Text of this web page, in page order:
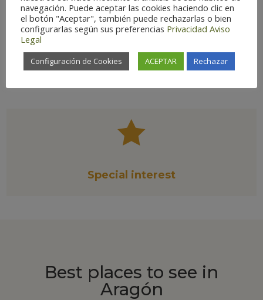
Status:Summer
Optimal Season:Mar-Aug
Conservation Status:
extinction
Hábitat:Steppe

Special interest
Best places to see in
Aragón
navegación. Puede aceptar las cookies haciendo clic en
el botón "Aceptar", también puede rechazarlas o bien
configurarlas según sus preferencias Privacidad Aviso
Legal
Configuración de Cookies ACEPTAR Rechazar